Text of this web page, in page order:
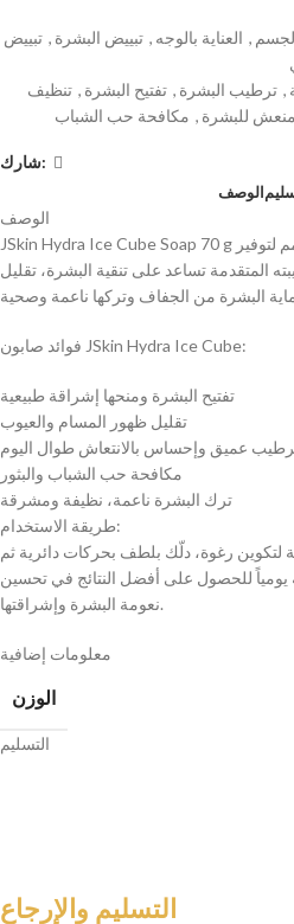
, العناية بالوجه , تبييض البشرة , تبييض
, ترطيب البشرة , تفتيح البشرة , تنظيف
للبشرة , مكافحة حب الشباب
شارك:
الوصف
الوصف
JSkin Hydra Ice Cube Soap 70 g هو صابون منعش للبشرة مصمم لتوفير
المتقدمة تساعد على تنقية البشرة، تقليل
فوائد صابون JSkin Hydra Ice Cube:
تفتيح البشرة ومنحها إشراقة طبيعية
تقليل ظهور المسام والعيوب
عميق وإحساس بالانتعاش طوال اليوم
مكافحة حب الشباب والبثور
ترك البشرة ناعمة، نظيفة ومشرقة
طريقة الاستخدام:
لتكوين رغوة، دلّك بلطف بحركات دائرية ثم
يومياً للحصول على أفضل النتائج في تحسين
نعومة البشرة وإشراقتها.
معلومات إضافية
الوزن
التسليم
التسليم والإرجاع